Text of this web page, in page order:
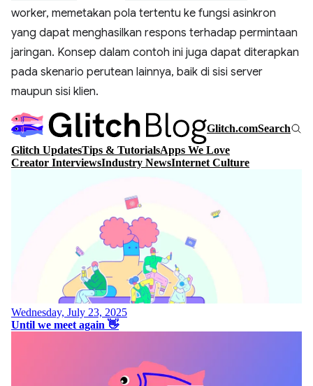
worker, memetakan pola tertentu ke fungsi asinkron
yang dapat menghasilkan respons terhadap permintaan
jaringan. Konsep dalam contoh ini juga dapat diterapkan
pada skenario perutean lainnya, baik di sisi server
maupun sisi klien.